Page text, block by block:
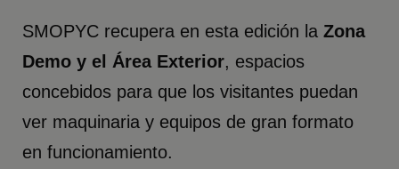
SMOPYC recupera en esta edición laZona
Demo y el Área Exterior, espacios
concebidos para que los visitantes puedan
ver maquinaria y equipos de gran formato
en funcionamiento.